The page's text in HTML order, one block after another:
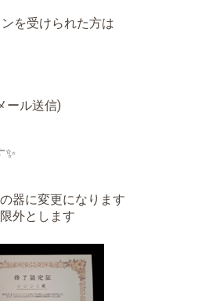
を受けられた方は
ール送信)
✨
器に変更になります
外とします